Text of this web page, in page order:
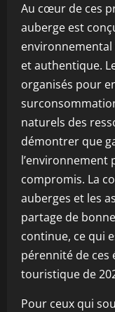
Au cœur de ces
auberge est
et authentique.
organisés pour
naturels des
démontrer que
l’environnement
compromis. La
auberges et les
partage de
continue, ce qui
pérennité de ces
touristique de
Pour ceux qui